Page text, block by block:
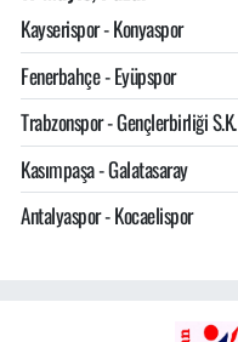
Kayserispor - Konyaspor
Fenerbahçe - Eyüpspor
Trabzonspor - Gençlerbirliği S.K.
Kasımpaşa - Galatasaray
Antalyaspor - Kocaelispor